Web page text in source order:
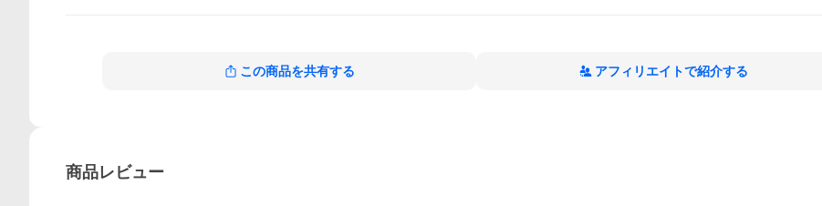
この商品を共有する アフィリエイトで紹介する
商品レビュー